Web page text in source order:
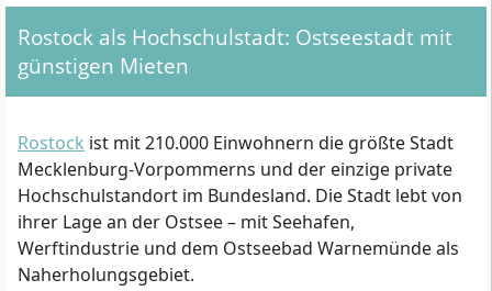
Rostock als Hochschulstadt: Ostseestadt mit
günstigen Mieten
Rostock ist mit 210.000 Einwohnern die größte Stadt
Mecklenburg-Vorpommerns und der einzige private
Hochschulstandort im Bundesland. Die Stadt lebt von
ihrer Lage an der Ostsee – mit Seehafen,
Werftindustrie und dem Ostseebad Warnemünde als
Naherholungsgebiet.